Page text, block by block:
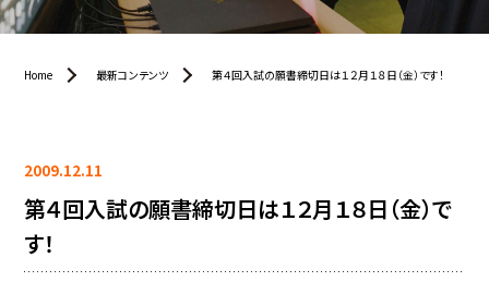
Home 最新コンテンツ 第４回入試の願書締切日は１２月１８日（金）です！
2009.12.11
第４回入試の願書締切日は１２月１８日（金）で
す！